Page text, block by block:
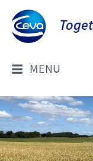
MENU
OM OS
Socialt ansvar
FOR